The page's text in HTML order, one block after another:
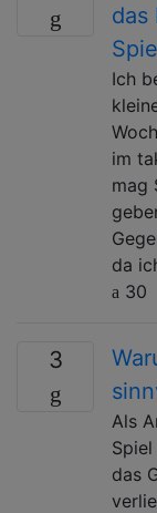
das
Ich
im
mag
da
30
3
Als
das